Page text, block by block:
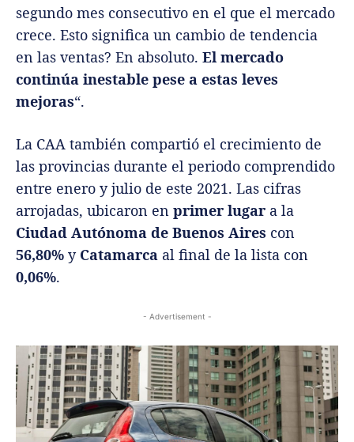
segundo mes consecutivo en el que el mercado
crece. Esto significa un cambio de tendencia
en las ventas? En absoluto. El mercado
continúa inestable pese a estas leves
mejoras“.
La CAA también compartió el crecimiento de
las provincias durante el periodo comprendido
entre enero y julio de este 2021. Las cifras
arrojadas, ubicaron en primer lugar a la
Ciudad Autónoma de Buenos Aires con
56,80% y Catamarca al final de la lista con
0,06%.
- Advertisement -